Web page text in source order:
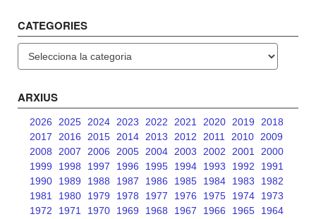
CATEGORIES
ARXIUS
2026 2025 2024 2023 2022 2021 2020 2019
2018
2017
2016 2015 2014 2013 2012 2011 2010
2009
2008
2007 2006 2005 2004 2003 2002 2001
2000
1999
1998 1997 1996 1995 1994 1993 1992
1991
1990
1989 1988 1987 1986 1985 1984 1983
1982
1981
1980 1979 1978 1977 1976 1975 1974
1973
1972
1971 1970 1969 1968 1967 1966 1965
1964